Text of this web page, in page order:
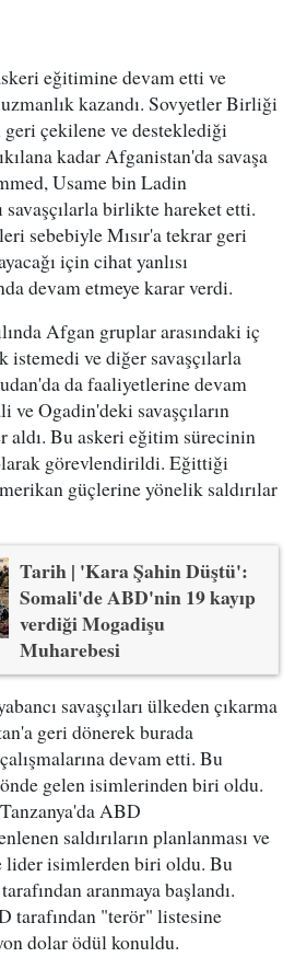
eğitimine devam etti ve
kazandı. Sovyetler Birliği
çekilene ve desteklediği
kadar Afganistan'da savaşa
Usame bin Ladin
birlikte hareket etti.
sebebiyle Mısır'a tekrar geri
için cihat yanlısı
devam etmeye karar verdi.
Afgan gruplar arasındaki iç
istemedi ve diğer savaşçılarla
da faaliyetlerine devam
ve Ogadin'deki savaşçıların
aldı. Bu askeri eğitim sürecinin
görevlendirildi. Eğittiği
güçlerine yönelik saldırılar
Tarih | 'Kara Şahin Düştü':
Somali'de ABD'nin 19 kayıp
verdiği Mogadişu
Muharebesi
savaşçıları ülkeden çıkarma
geri dönerek burada
devam etti. Bu
gelen isimlerinden biri oldu.
ABD
saldırıların planlanması ve
lider isimlerden biri oldu. Bu
aranmaya başlandı.
tarafından "terör" listesine
dolar ödül konuldu.